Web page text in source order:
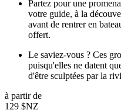
Partez pour une
votre guide, à la
avant de rentrer en
offert.
Le saviez-vous ? Ces
puisqu'elles ne datent
d'être sculptées par la
à partir de
129 $NZ